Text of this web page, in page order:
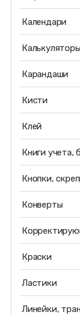
Календари
Карандаши
Кисти
Клей
Книги учета,
Кнопки,
Конверты
Краски
Ластики
Линейки,